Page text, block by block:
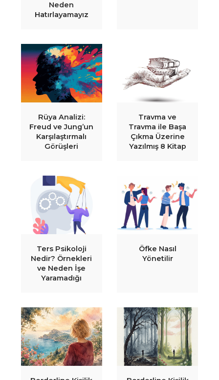
Neden
Hatırlayamayız
Rüya Analizi:
Freud ve Jung’un
Karşılaştırmalı
Görüşleri
Travma ve
Travma ile Başa
Çıkma Üzerine
Yazılmış 8 Kitap
Ters Psikoloji
Nedir? Örnekleri
ve Neden İşe
Yaramadığı
Öfke Nasıl
Yönetilir